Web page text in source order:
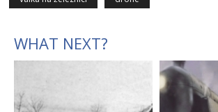
WHAT NEXT?